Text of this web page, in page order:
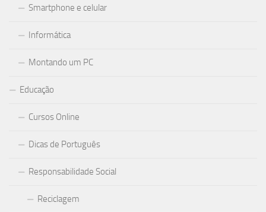
Smartphone e celular
Informática
Montando um PC
Educação
Cursos Online
Dicas de Português
Responsabilidade Social
Reciclagem